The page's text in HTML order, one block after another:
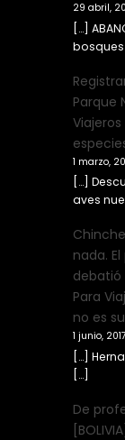
29 abril,
[…]
bosques
Parque
Viajeros
1 marzo,
[…]
aves
nada.
debatió
Para
no es
1 junio, 2017
[…]
[…]
De